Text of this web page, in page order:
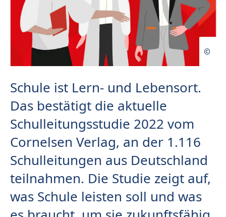
Schule ist Lern- und Lebensort.
Das bestätigt die aktuelle
Schulleitungsstudie 2022 vom
Cornelsen Verlag, an der 1.116
Schulleitungen aus Deutschland
teilnahmen. Die Studie zeigt auf,
was Schule leisten soll und was